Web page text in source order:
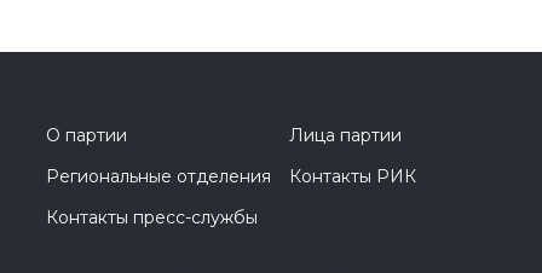
О партии
Лица партии
Региональные отделения
Контакты РИК
Контакты пресс-службы